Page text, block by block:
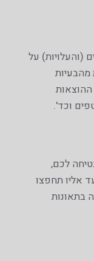
(והעלויות) על
ההוצאות
וכד'.
לכם,
אליו תחפצו
בתאונות